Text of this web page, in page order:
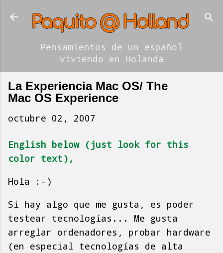
Ir al contenido principal
Pensamientos de un español
viviendo en Holanda
La Experiencia Mac OS/ The
Mac OS Experience
octubre 02, 2007
English below (just look for this
color text),
Hola :-)
Si hay algo que me gusta, es poder
testear tecnologías... Me gusta
arreglar ordenadores, probar hardware
(en especial tecnologías de alta